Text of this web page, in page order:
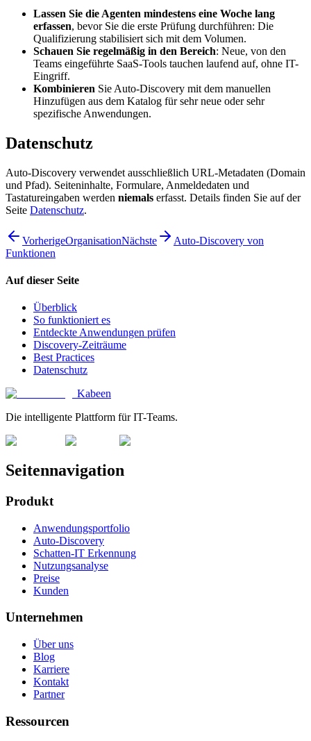
Lassen Sie die Agenten mindestens eine Woche lang
erfassen, bevor Sie die erste Prüfung durchführen: Die
Qualifizierung stabilisiert sich mit dem Volumen.
Schauen Sie regelmäßig in den Bereich: Neue, von den
Teams eingeführte SaaS-Tools tauchen laufend auf, ohne IT-
Eingriff.
Kombinieren Sie Auto-Discovery mit dem manuellen
Hinzufügen aus dem Katalog für sehr neue oder sehr
spezifische Anwendungen.
Datenschutz
Auto-Discovery verwendet ausschließlich URL-Metadaten (Domain
und Pfad). Seiteninhalte, Formulare, Anmeldedaten und
Tastatureingaben werden niemals erfasst. Details finden Sie auf der
Seite Datenschutz.
VorherigeOrganisationNächste
Auto-Discovery von
Funktionen
Auf dieser Seite
Überblick
So funktioniert es
Entdeckte Anwendungen prüfen
Discovery-Zeiträume
Best Practices
Datenschutz
Kabeen
Die intelligente Plattform für IT-Teams.
Seitennavigation
Produkt
Anwendungsportfolio
Auto-Discovery
Schatten-IT Erkennung
Nutzungsanalyse
Preise
Kunden
Unternehmen
Über uns
Blog
Karriere
Kontakt
Partner
Ressourcen